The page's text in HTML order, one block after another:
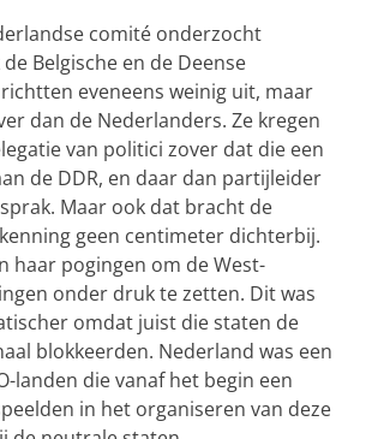
comité onderzocht
Belgische en de Deense
eveneens weinig uit, maar
dan de Nederlanders. Ze kregen
van politici zover dat die een
de DDR, en daar dan partijleider
Maar ook dat bracht de
geen centimeter dichterbij.
haar pogingen om de West-
onder druk te zetten. Dit was
omdat juist die staten de
blokkeerden. Nederland was een
landen die vanaf het begin een
in het organiseren van deze